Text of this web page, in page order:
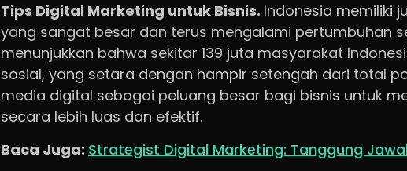
Tips Digital Marketing untuk Bisnis. Indonesia memiliki
yang sangat besar dan terus mengalami pertumbuhan
menunjukkan bahwa sekitar 139 juta masyarakat
sosial, yang setara dengan hampir setengah dari total
media digital sebagai peluang besar bagi bisnis untuk
secara lebih luas dan efektif.
Baca Juga: Strategist Digital Marketing: Tanggung